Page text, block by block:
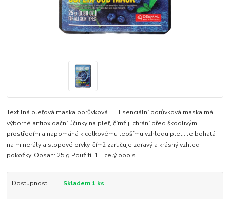
Textilná pleťová maska borůvková . Esenciální borůvková maska má
výborné antioxidační účinky na pleť, čímž ji chrání před škodlivým
prostředím a napomáhá k celkovému lepšímu vzhledu pleti. Je bohatá
na minerály a stopové prvky, čímž zaručuje zdravý a krásný vzhled
pokožky. Obsah: 25 g Použití: 1... celý popis
Dostupnost Skladem 1 ks